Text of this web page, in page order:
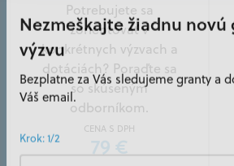
Potrebujete sa
zorientovať v
konkrétnych výzvach a
dotáciách? Poraďte sa
so skúseným
odborníkom.
CENA S DPH
79 €
Nezmeškajte žiadnu
výzvu
Bezplatne za Vás sledujeme granty a
Váš email.
Krok: 1/2